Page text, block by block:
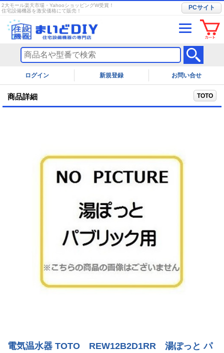
2大モール楽天市場・YahooショッピングW受賞！
住宅設備機器を激安価格にて販売！
PCサイト
ログイン お問い合せ
商品詳細 TOTO
電気温水器 TOTO REW12B2D1RR 湯ぽっと パ